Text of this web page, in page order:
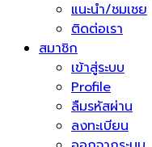
แนะนำ/ชมเชย
ติดต่อเรา
สมาชิก
เข้าสู่ระบบ
Profile
ลืมรหัสผ่าน
ลงทะเบียน